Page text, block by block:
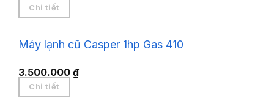
Chi tiết
Máy lạnh cũ Casper 1hp Gas 410
3.500.000 ₫
Chi tiết